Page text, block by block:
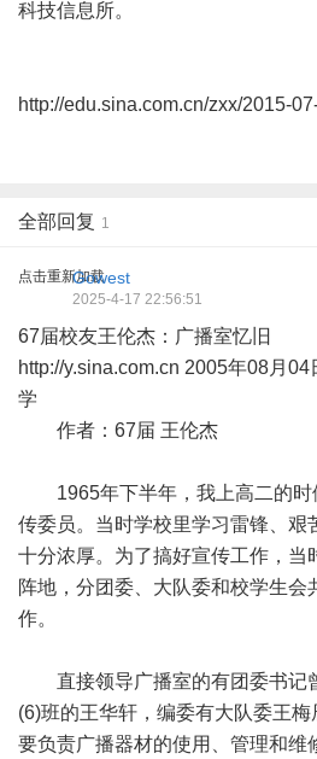
科技信息所。
http://edu.sina.com.cn/zxx/2015-
全部回复 1
点击重新加载
Gowest
2025-4-17 22:56:51
67届校友王伦杰：广播室忆旧
http://y.sina.com.cn 2005年08月04
学
作者：67届 王伦杰
1965年下半年，我上高二的时
传委员。当时学校里学习雷锋、艰
十分浓厚。为了搞好宣传工作，当
阵地，分团委、大队委和校学生会
作。
直接领导广播室的有团委书记
(6)班的王华轩，编委有大队委王
要负责广播器材的使用、管理和维